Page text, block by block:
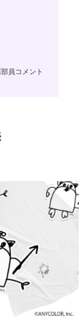
員コメント